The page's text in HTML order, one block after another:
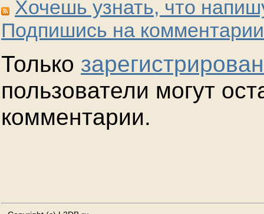
Хочешь узнать, что
Подпишись на
Только
пользователи могут
комментарии.